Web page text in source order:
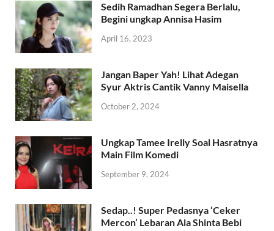
Sedih Ramadhan Segera Berlalu,
Begini ungkap Annisa Hasim
April 16, 2023
Jangan Baper Yah! Lihat Adegan
Syur Aktris Cantik Vanny Maisella
October 2, 2024
Ungkap Tamee Irelly Soal Hasratnya
Main Film Komedi
September 9, 2024
Sedap..! Super Pedasnya ‘Ceker
Mercon’ Lebaran Ala Shinta Bebi